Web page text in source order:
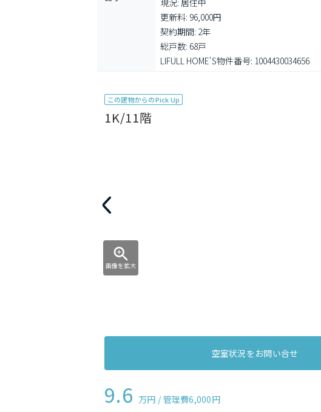
現況: 居住中
更新料: 96,000円
契約期間: 2年
総戸数: 68戸
LIFULL HOME'S物件番号: 1004430034656
この建物からのPick Up
1K/11階
画像を拡大
空室状況をお問い合せ
9.6 万円 / 管理費6,000円